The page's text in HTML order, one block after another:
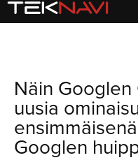
AJETUT
KOMMENTTI
Näin
uusia
Googlen